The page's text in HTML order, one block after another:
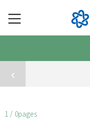
1 / 0pages